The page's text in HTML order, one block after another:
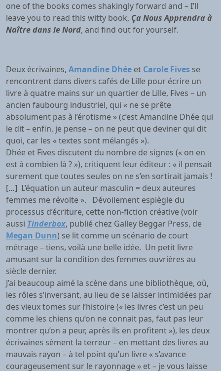
one of the books comes shakingly forward and – I’ll
leave you to read this witty book, Ça Nous Apprendra à
Naître dans le Nord, and find out for yourself.
Deux écrivaines, Amandine Dhée et Carole Fives se
rencontrent dans divers cafés de Lille pour écrire un
livre à quatre mains sur un quartier de Lille, Fives – un
ancien faubourg industriel, qui « ne se prête
absolument pas à l’érotisme » (c’est Amandine Dhée qui
le dit – enfin, je pense – on ne peut que deviner qui dit
quoi, car les « textes sont mélangés »).
Dhée et Fives discutent du nombre de signes (« on en
est à combien là ? »), critiquent leur éditeur : « il pensait
surement que toutes seules on ne s’en sortirait jamais !
[…] L’équation un auteur masculin = deux auteures
femmes me révolte ». Dévoilement espiègle du
processus d’écriture, cette non-fiction créative (voir
aussi Tinderbox, publié chez Galley Beggar Press, de
Megan Dunn) se lit comme un scénario de court
métrage – tiens, voilà une belle idée. Un petit livre
amusant sur la condition des femmes ouvrières au
siècle dernier.
J’ai beaucoup aimé la scène dans une bibliothèque, où,
les rôles s’inversant, au lieu de se laisser intimidées par
des vieux tomes sur l’histoire (« les livres c’est un peu
comme les chiens qu’on ne connait pas, faut pas leur
montrer qu’on a peur, après ils en profitent »), les deux
écrivaines sèment la terreur – en mettant des livres au
mauvais rayon – à tel point qu’un livre « s’avance
courageusement sur le rayonnage » et – je vous laisse